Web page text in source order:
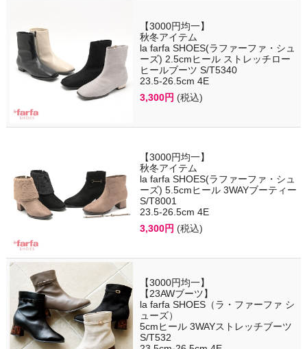
【3000円均一】
秋冬アイテム
la farfa SHOES(ラファーファ・シュ
ーズ) 2.5cmヒール ストレッチロー
ヒールブーツ S/T5340
23.5-26.5cm 4E
3,300円 (税込)
【3000円均一】
秋冬アイテム
la farfa SHOES(ラファーファ・シュ
ーズ) 5.5cmヒール 3WAYブーティー
S/T8001
23.5-26.5cm 4E
3,300円 (税込)
【3000円均一】
【23AWブーツ】
la farfa SHOES（ラ・ファーファ シ
ューズ）
5cmヒール 3WAYストレッチブーツ
S/T532